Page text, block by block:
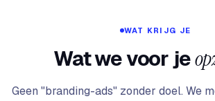
WAT KRIJG JE
Wat we voor je
Geen "branding-ads" zonder doel. We